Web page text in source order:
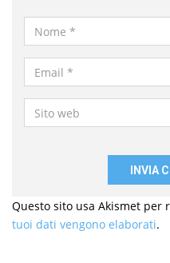
Nome
*
Email
*
Sito
web
Questo sito usa Akismet per
tuoi dati vengono elaborati.